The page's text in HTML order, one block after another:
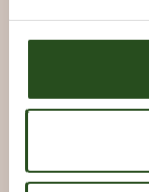
Details van
Duur:
Aantal